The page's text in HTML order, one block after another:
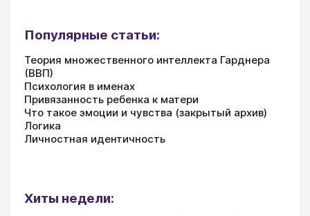
Популярные статьи:
Теория множественного интеллекта Гарднера
(ВВП)
Психология в именах
Привязанность ребенка к матери
Что такое эмоции и чувства (закрытый архив)
Логика
Личностная идентичность
Хиты недели: